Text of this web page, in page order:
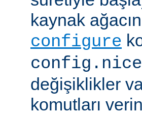
kaynak
configure
config.nice
değişiklikler
komutları